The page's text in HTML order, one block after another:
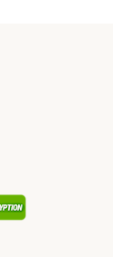
Security